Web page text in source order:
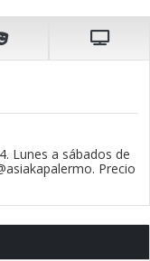
Lunes a sábados de
Precio